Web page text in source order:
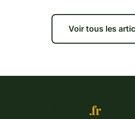
Voir tous les
.fr